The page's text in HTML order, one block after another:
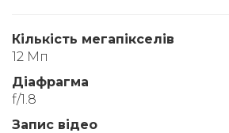
Кількість мегапікселів
12 Мп
Діафрагма
f/1.8
Запис відео